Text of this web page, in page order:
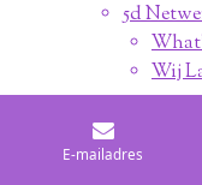
5d
Wij
Geschiedenis
Inleiding
E-mailadres